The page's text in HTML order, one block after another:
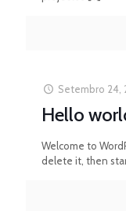
Setembro 24,
Hello
Welcome to
delete it, then